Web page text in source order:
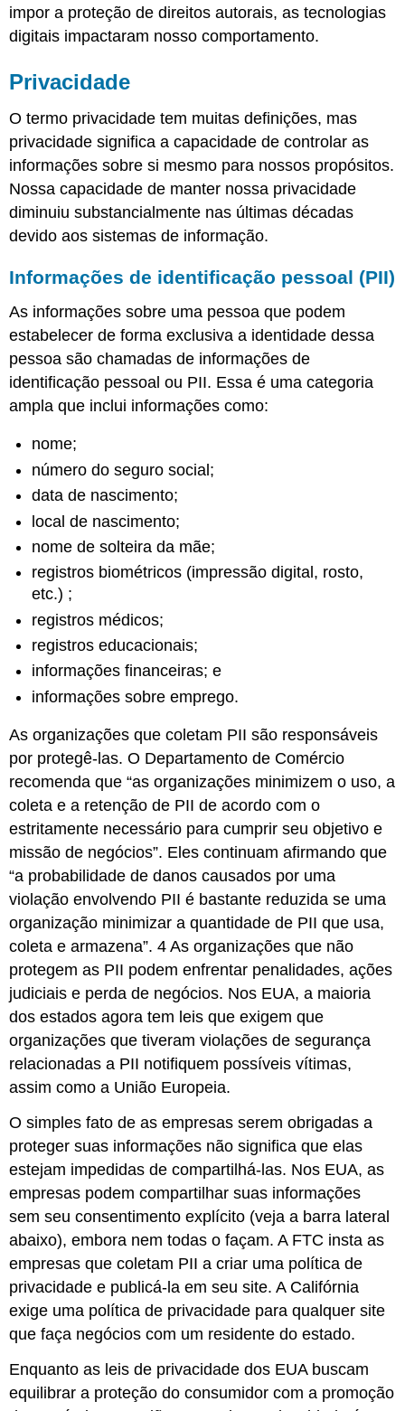
impor a proteção de direitos autorais, as tecnologias
digitais impactaram nosso comportamento.
Privacidade
O termo privacidade tem muitas definições, mas
privacidade significa a capacidade de controlar as
informações sobre si mesmo para nossos propósitos.
Nossa capacidade de manter nossa privacidade
diminuiu substancialmente nas últimas décadas
devido aos sistemas de informação.
Informações de identificação pessoal (PII)
As informações sobre uma pessoa que podem
estabelecer de forma exclusiva a identidade dessa
pessoa são chamadas de informações de
identificação pessoal ou PII. Essa é uma categoria
ampla que inclui informações como:
nome;
número do seguro social;
data de nascimento;
local de nascimento;
nome de solteira da mãe;
registros biométricos (impressão digital, rosto,
etc.) ;
registros médicos;
registros educacionais;
informações financeiras; e
informações sobre emprego.
As organizações que coletam PII são responsáveis
por protegê-las. O Departamento de Comércio
recomenda que “as organizações minimizem o uso, a
coleta e a retenção de PII de acordo com o
estritamente necessário para cumprir seu objetivo e
missão de negócios”. Eles continuam afirmando que
“a probabilidade de danos causados por uma
violação envolvendo PII é bastante reduzida se uma
organização minimizar a quantidade de PII que usa,
coleta e armazena”.4 As organizações que não
protegem as PII podem enfrentar penalidades, ações
judiciais e perda de negócios. Nos EUA, a maioria
dos estados agora tem leis que exigem que
organizações que tiveram violações de segurança
relacionadas a PII notifiquem possíveis vítimas,
assim como a União Europeia.
O simples fato de as empresas serem obrigadas a
proteger suas informações não significa que elas
estejam impedidas de compartilhá-las. Nos EUA, as
empresas podem compartilhar suas informações
sem seu consentimento explícito (veja a barra lateral
abaixo), embora nem todas o façam. A FTC insta as
empresas que coletam PII a criar uma política de
privacidade e publicá-la em seu site. A Califórnia
exige uma política de privacidade para qualquer site
que faça negócios com um residente do estado.
Enquanto as leis de privacidade dos EUA buscam
equilibrar a proteção do consumidor com a promoção